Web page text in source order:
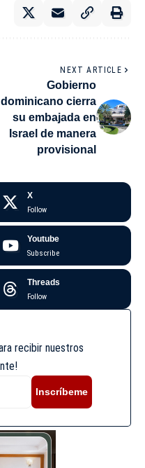
NEXT ARTICLE
Gobierno
dominicano cierra
su embajada en
Israel de manera
provisional
X
Follow
Youtube
Subscribe
Threads
Follow
recibir nuestros
Inscríbeme